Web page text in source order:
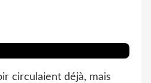
circulaient déjà, mais